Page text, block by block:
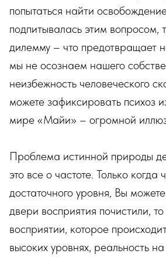
попытаться найти
подпитывалась этим вопросом,
дилемму – что предотвращает
мы не осознаем нашего
неизбежность человеческого
можете зафиксировать психоз
мире «Майи» – огромной
Проблема истинной природы
это все о частоте. Только
достаточного уровня, Вы
двери восприятия почистили,
восприятии, которое
высоких уровнях, реальность